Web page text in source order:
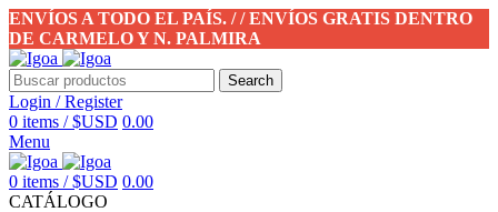
ENVÍOS A TODO EL PAÍS. / / ENVÍOS GRATIS DENTRO
DE CARMELO Y N. PALMIRA
Search
Login / Register
0 items / $USD 0.00
Menu
0 items / $USD 0.00
CATÁLOGO